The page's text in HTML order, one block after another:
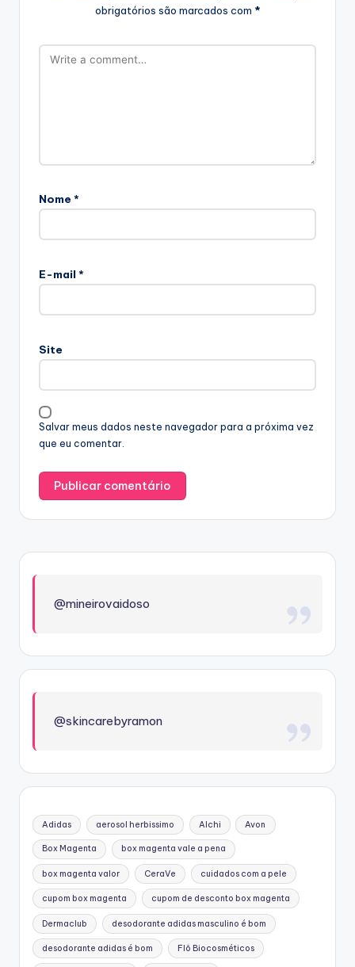
obrigatórios são marcados com *
Nome *
E-mail *
Site
Salvar meus dados neste navegador para a próxima vez
que eu comentar.
@mineirovaidoso
@skincarebyramon
Adidas aerosol herbissimo Alchi Avon
Box Magenta box magenta vale a pena
box magenta valor CeraVe cuidados com a pele
cupom box magenta cupom de desconto box magenta
Dermaclub desodorante adidas masculino é bom
desodorante adidas é bom Flô Biocosméticos